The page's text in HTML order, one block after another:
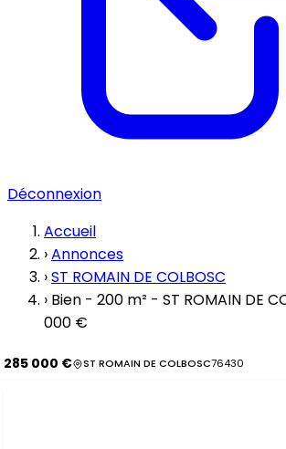
Déconnexion
Accueil
›Annonces
›ST ROMAIN DE COLBOSC
› Bien - 200 m² - ST ROMAIN DE
000 €
285 000 € ST ROMAIN DE COLBOSC76430